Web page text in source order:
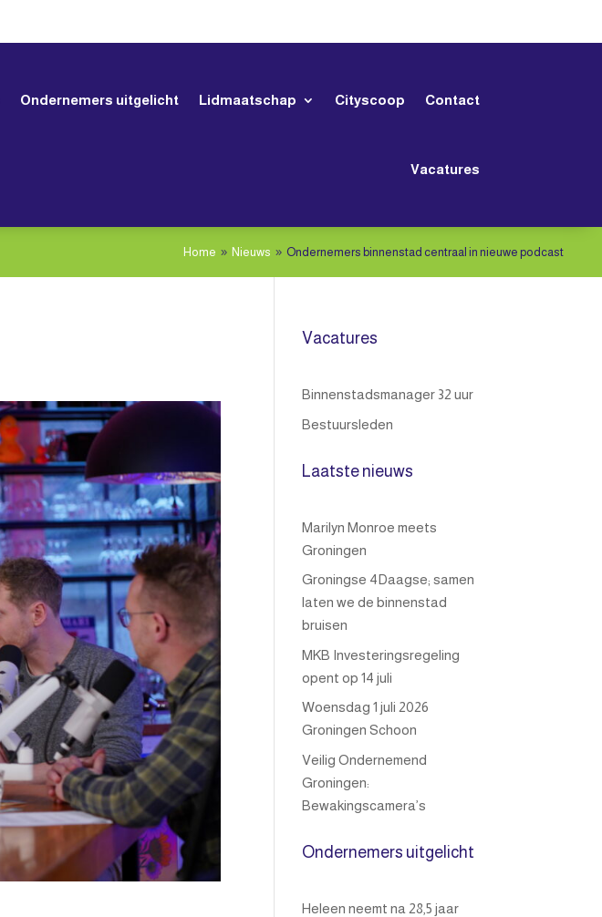
Ondernemers uitgelicht Lidmaatschap Cityscoop Contact
Vacatures
Home 9 Nieuws 9 Ondernemers binnenstad centraal in nieuwe podcast
Vacatures
Binnenstadsmanager 32 uur
Bestuursleden
Laatste nieuws
Marilyn Monroe meets
Groningen
Groningse 4Daagse; samen
laten we de binnenstad
bruisen
MKB Investeringsregeling
opent op 14 juli
Woensdag 1 juli 2026
Groningen Schoon
Veilig Ondernemend
Groningen:
Bewakingscamera’s
Ondernemers uitgelicht
Heleen neemt na 28,5 jaar